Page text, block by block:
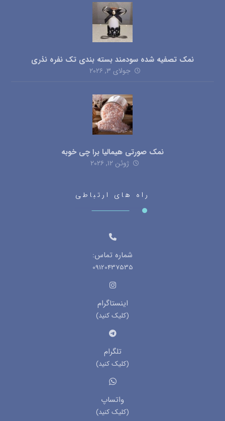
نمک تصفیه شده سودمند بسته بندی تک نفره نذری
جولای ۳, ۲۰۲۶
نمک صورتی هیمالیا برا چی خوبه
ژوئن ۱۲, ۲۰۲۶
راه های ارتباطی
شماره تماس:
09120437535
اینستاگرام
(کلیک کنید)
تلگرام
(کلیک کنید)
واتساپ
(کلیک کنید)